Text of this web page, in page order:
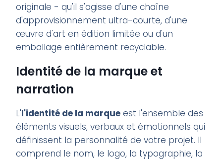
originale - qu'il s'agisse d'une chaîne
d'approvisionnement ultra-courte, d'une
œuvre d'art en édition limitée ou d'un
emballage entièrement recyclable.
Identité de la marque et
narration
L'l'identité de la marque est l'ensemble des
éléments visuels, verbaux et émotionnels qui
définissent la personnalité de votre projet. Il
comprend le nom, le logo, la typographie, la